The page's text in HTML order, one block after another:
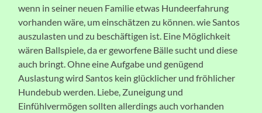
wenn in seiner neuen Familie etwas Hundeerfahrung
vorhanden wäre, um einschätzen zu können. wie Santos
auszulasten und zu beschäftigen ist. Eine Möglichkeit
wären Ballspiele, da er geworfene Bälle sucht und diese
auch bringt. Ohne eine Aufgabe und genügend
Auslastung wird Santos kein glücklicher und fröhlicher
Hundebub werden. Liebe, Zuneigung und
Einfühlvermögen sollten allerdings auch vorhanden